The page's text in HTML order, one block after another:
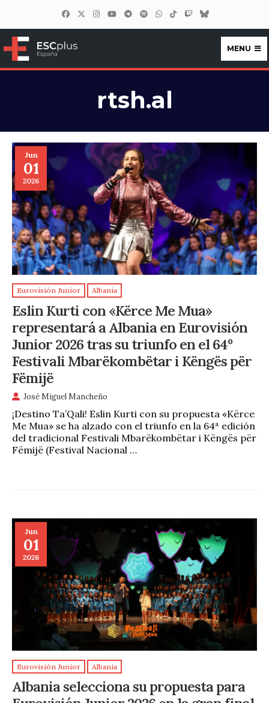
ESCplus España
MENU
rtsh.al
Jun
01
2026
Eurovisión Junior Albania
Eslin Kurti con «Kërce Me Mua»
representará a Albania en Eurovisión
Junior 2026 tras su triunfo en el 64º
Festivali Mbarëkombëtar i Këngës për
Fëmijë
José Miguel Mancheño
¡Destino Ta’Qali! Eslin Kurti con su propuesta «Kërce
Me Mua» se ha alzado con el triunfo en la 64ª edición
del tradicional Festivali Mbarëkombëtar i Këngës për
Fëmijë (Festival Nacional …
Jun
01
2026
Eurovisión Junior Albania
Albania selecciona su propuesta para